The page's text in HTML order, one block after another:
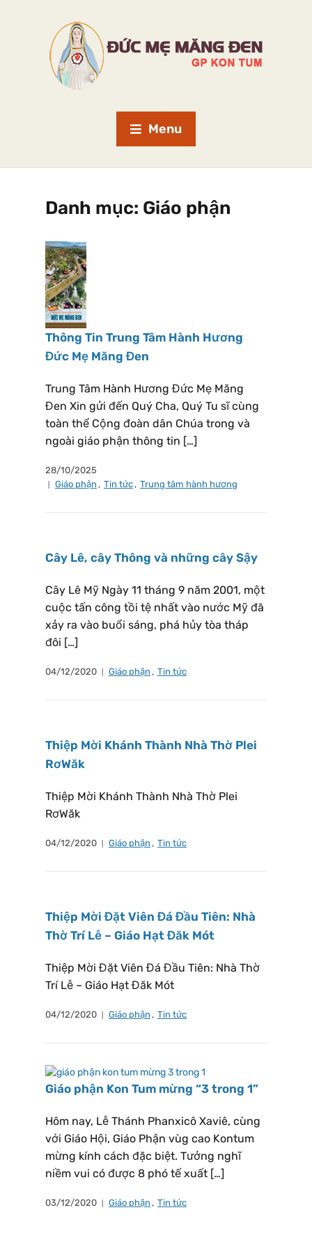
Menu
Danh mục: Giáo phận
Thông Tin Trung Tâm Hành Hương
Đức Mẹ Măng Đen
Trung Tâm Hành Hương Đức Mẹ Măng
Đen Xin gửi đến Quý Cha, Quý Tu sĩ cùng
toàn thể Cộng đoàn dân Chúa trong và
ngoài giáo phận thông tin […]
28/10/2025
Giáo phận , Tin tức, Trung tâm hành hương
Cây Lê, cây Thông và những cây Sậy
Cây Lê Mỹ Ngày 11 tháng 9 năm 2001, một
cuộc tấn công tồi tệ nhất vào nước Mỹ đã
xảy ra vào buổi sáng, phá hủy tòa tháp
đôi […]
04/12/2020 Giáo phận , Tin tức
Thiệp Mời Khánh Thành Nhà Thờ Plei
RơWăk
Thiệp Mời Khánh Thành Nhà Thờ Plei
RơWăk
04/12/2020 Giáo phận , Tin tức
Thiệp Mời Đặt Viên Đá Đầu Tiên: Nhà
Thờ Trí Lễ – Giáo Hạt Đăk Mót
Thiệp Mời Đặt Viên Đá Đầu Tiên: Nhà Thờ
Trí Lễ – Giáo Hạt Đăk Mót
04/12/2020 Giáo phận , Tin tức
Giáo phận Kon Tum mừng “3 trong 1”
Hôm nay, Lễ Thánh Phanxicô Xaviê, cùng
với Giáo Hội, Giáo Phận vùg cao Kontum
mừng kính cách đặc biệt. Tưởng nghĩ
niềm vui có được 8 phó tế xuất […]
03/12/2020 Giáo phận , Tin tức